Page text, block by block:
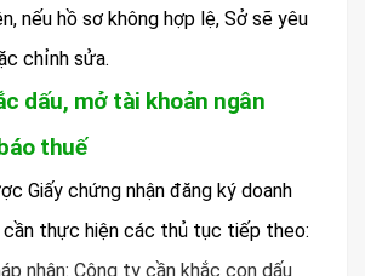
nếu hồ sơ không hợp lệ, Sở sẽ yêu
chỉnh sửa.
dấu, mở tài khoản ngân
thuế
Giấy chứng nhận đăng ký doanh
thực hiện các thủ tục tiếp theo:
nhân: Công ty cần khắc con dấu